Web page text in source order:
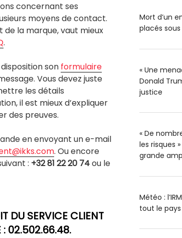
concernant ses
moyens de contact.
la marque, vaut mieux
.
son formulaire
Vous devez juste
les détails
il est mieux d’expliquer
des preuves.
en envoyant un e-mail
. Ou encore
: +32 81 22 20 74ou le
DU SERVICE CLIENT
: 02.502.66.48.
Mort d’un
placés
« Une
Donald
justice
« De
les risques
grande
Météo :
tout le pays